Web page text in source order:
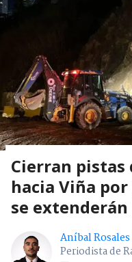
Cierran pistas
hacia Viña
se
Aníbal Rosales
Periodista de